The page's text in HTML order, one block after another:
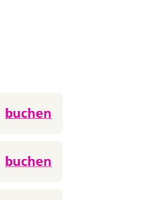
buchen
buchen